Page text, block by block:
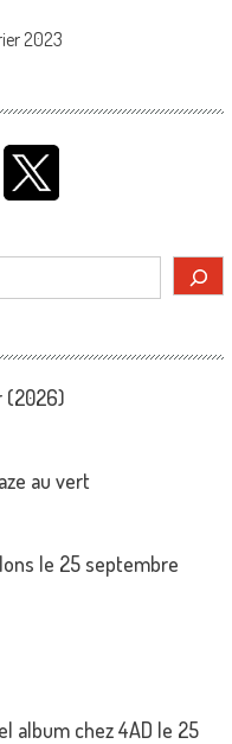
2023
(2026)
au vert
le 25 septembre
album chez 4AD le 25